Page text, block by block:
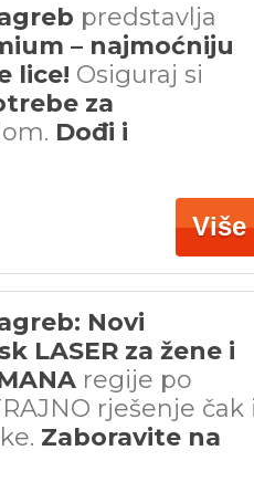
predstavlja
– najmoćniju
lice! Osiguraj si
za
Dođi i
Više
Novi
LASER za žene i
regije po
rješenje čak
Zaboravite na